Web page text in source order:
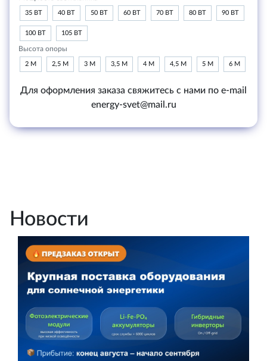
35 ВТ 40 ВТ 50 ВТ 60 ВТ 70 ВТ 80 ВТ 90 ВТ
100 ВТ 105 ВТ
Высота опоры
2 М 2,5 М 3 М 3,5 М 4 М 4,5 М 5 М 6 М
Для оформления заказа свяжитесь с нами по e-mail
energy-svet@mail.ru
Новости